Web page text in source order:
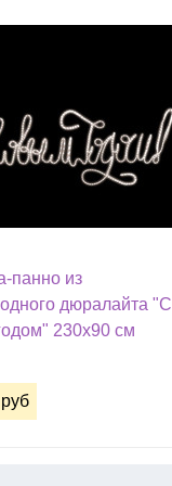
панно из
дюралайта "С
230х90 см